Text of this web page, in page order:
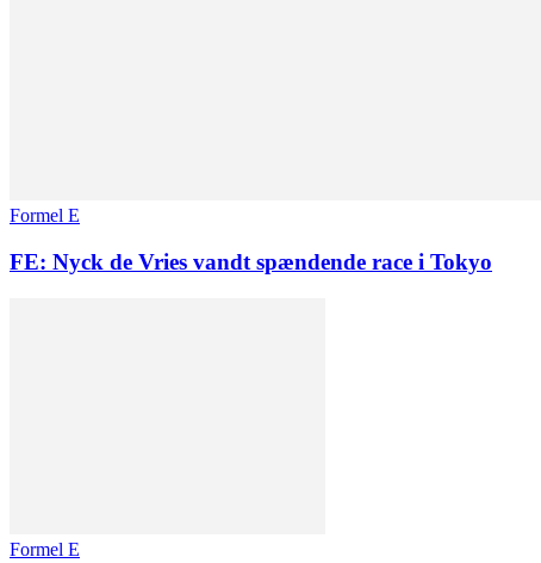
Formel E
FE: Nyck de Vries vandt spændende race i Tokyo
Formel E